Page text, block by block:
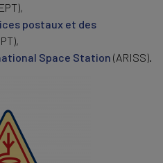
postaux et des
Space Station (ARISS).